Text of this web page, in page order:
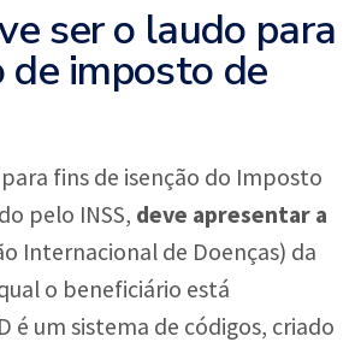
ser o laudo para
de imposto de
fins de isenção do Imposto
pelo INSS, deve apresentar a
Internacional de Doenças) da
o beneficiário está
é um sistema de códigos, criado